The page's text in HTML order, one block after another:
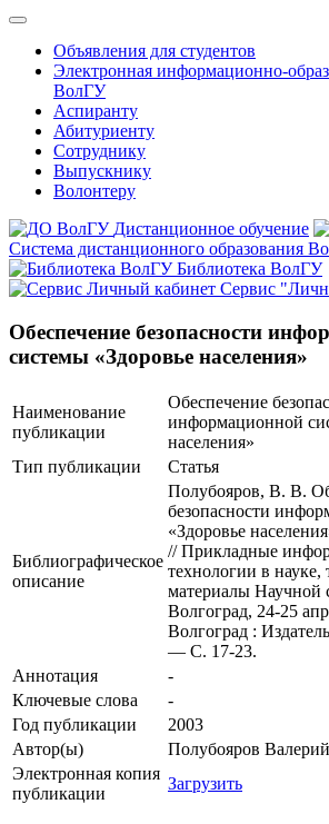
Объявления для студентов
Электронная информационно-
ВолГУ
Аспиранту
Абитуриенту
Сотруднику
Выпускнику
Волонтеру
Дистанционное обучение
Система дистанционного образования
Библиотека ВолГУ
Сервис
Обеспечение безопасности
системы «Здоровье населения»
Наименование
публикации
Обеспечение
информационной
населения»
Тип публикации
Статья
Библиографическое
описание
Полубояров, В. В.
безопасности
«Здоровье
// Прикладные
технологии в науке,
материалы Научной
Волгоград, 24-25
Волгоград :
— С. 17-23.
Аннотация
-
Ключевые cлова
-
Год публикации
2003
Автор(ы)
Полубояров
Электронная копия
публикации
Загрузить